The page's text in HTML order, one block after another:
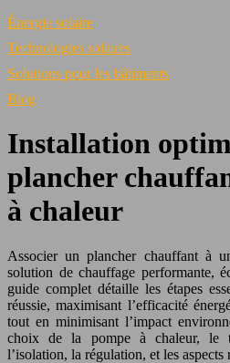
Énergie solaire
Technologies solaires
Solutions pour les bâtiments
Blog
Installation
plancher
à chaleur
Associer un plancher chauffant à
solution de chauffage performante,
guide complet détaille les étapes
réussie, maximisant l’efficacité
tout en minimisant l’impact
choix de la pompe à chaleur, le
l’isolation, la régulation, et les aspects